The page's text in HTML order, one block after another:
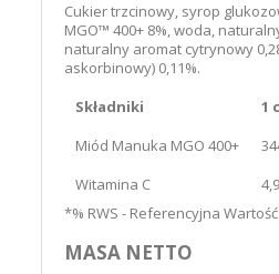
Cukier trzcinowy, syrop
MGO™ 400+ 8%, woda,
naturalny aromat cytrynowy
askorbinowy) 0,11%.
Składniki
1
Miód Manuka MGO 400+
Witamina C
*% RWS - Referencyjna
MASA NETTO